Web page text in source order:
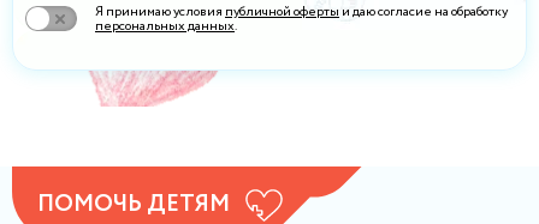
Я принимаю условия публичной оферты и даю согласие на обработку
персональных данных.
ПОМОЧЬ ДЕТЯМ